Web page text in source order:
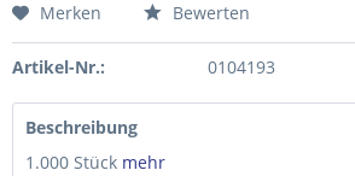
Preis anfragen
Merken Bewerten
Artikel-Nr.: 0104193
Beschreibung
1.000 Stück mehr